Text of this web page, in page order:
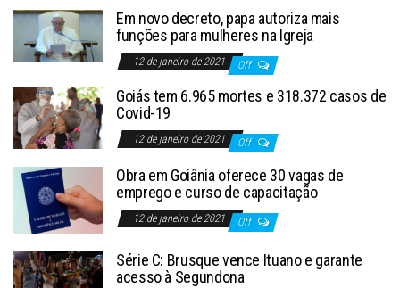
Em novo decreto, papa autoriza mais
funções para mulheres na Igreja
12 de janeiro de 2021 Off
Goiás tem 6.965 mortes e 318.372 casos de
Covid-19
12 de janeiro de 2021 Off
Obra em Goiânia oferece 30 vagas de
emprego e curso de capacitação
12 de janeiro de 2021 Off
Série C: Brusque vence Ituano e garante
acesso à Segundona